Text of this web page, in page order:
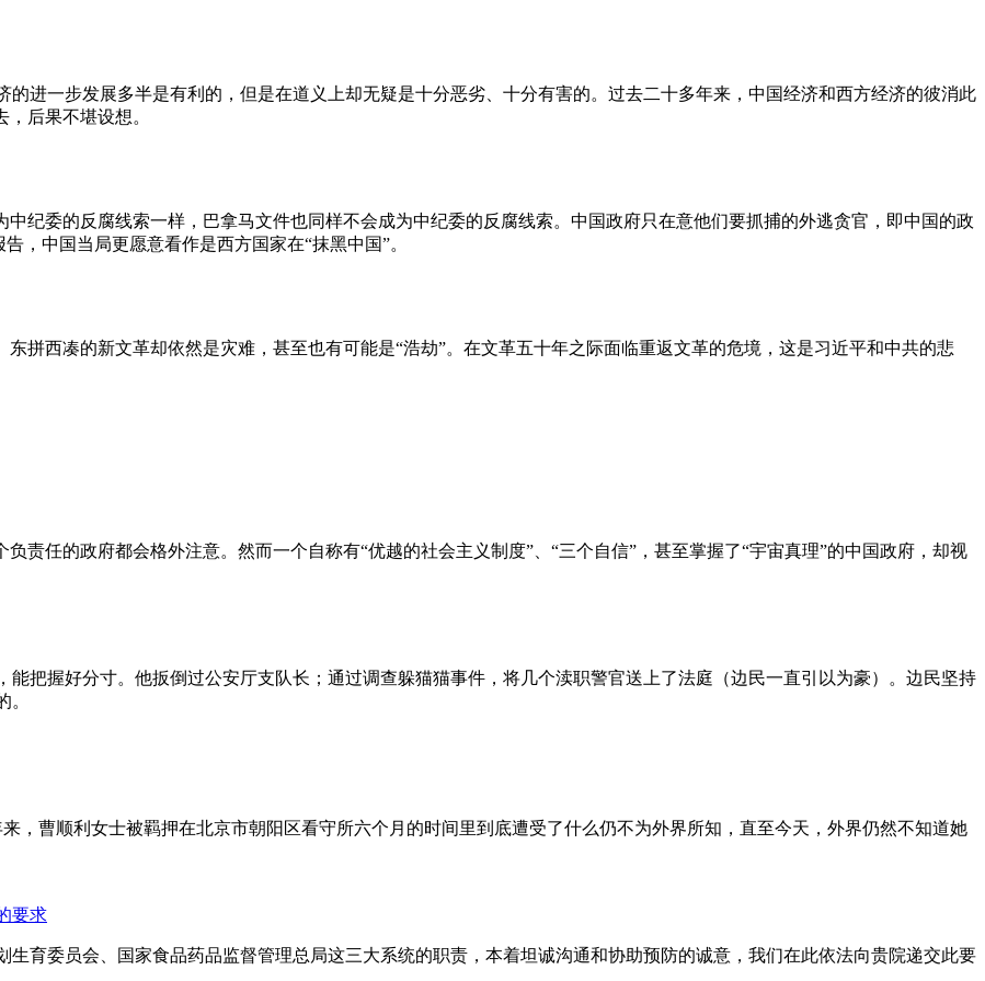
进一步发展多半是有利的，但是在道义上却无疑是十分恶劣、十分有害的。过去二十多年来，中国经济和西方经济的彼消此
后果不堪设想。
纪委的反腐线索一样，巴拿马文件也同样不会成为中纪委的反腐线索。中国政府只在意他们要抓捕的外逃贪官，即中国的政
，中国当局更愿意看作是西方国家在“抹黑中国”。
拼西凑的新文革却依然是灾难，甚至也有可能是“浩劫”。在文革五十年之际面临重返文革的危境，这是习近平和中共的悲
责任的政府都会格外注意。然而一个自称有“优越的社会主义制度”、“三个自信”，甚至掌握了“宇宙真理”的中国政府，却视
把握好分寸。他扳倒过公安厅支队长；通过调查躲猫猫事件，将几个渎职警官送上了法庭（边民一直引以为豪）。边民坚持
。
，曹顺利女士被羁押在北京市朝阳区看守所六个月的时间里到底遭受了什么仍不为外界所知，直至今天，外界仍然不知道她
要求
育委员会、国家食品药品监督管理总局这三大系统的职责，本着坦诚沟通和协助预防的诚意，我们在此依法向贵院递交此要